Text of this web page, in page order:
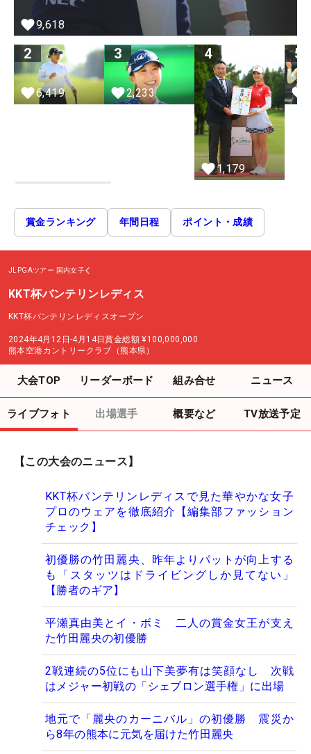
9,618
2
6,419
3
2,233
4
1,179
5
賞金ランキング 年間日程 ポイント・成績
JLPGAツアー 国内女子
KKT杯バンテリンレディス
KKT杯バンテリンレディスオープン
2024年4月12日-4月14日賞金総額 ¥100,000,000
熊本空港カントリークラブ（熊本県）
大会TOP リーダーボード 組み合せ ニュース
ライブフォト 出場選手 概要など TV放送予定
【この大会のニュース】
KKT杯バンテリンレディスで見た華やかな女子
プロのウェアを徹底紹介【編集部ファッション
チェック】
初優勝の竹田麗央、昨年よりパットが向上する
も「スタッツはドライビングしか見てない」
【勝者のギア】
平瀬真由美とイ・ボミ 二人の賞金女王が支え
た竹田麗央の初優勝
2戦連続の5位にも山下美夢有は笑顔なし 次戦
はメジャー初戦の「シェブロン選手権」に出場
地元で「麗央のカーニバル」の初優勝 震災か
ら8年の熊本に元気を届けた竹田麗央